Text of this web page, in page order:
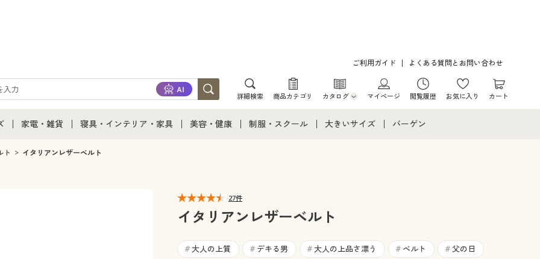
ご利用ガイド よくある質問とお問い合わせ
詳細検索 商品カテゴリ カタログ
カタログ・チラシからのご注文
マイページ 閲覧履歴 お気に入り カート
通販すべて
家電・雑貨
家電・雑貨すべて
寝具・インテリア・家具
寝具・インテリア・家具通販すべて
カーテン・ラグ・ファブリック
美容・健康 制服・スクール
ジュニア・ティーンズ下着
大きいサイズ
大きいサイズ レディース下着
大きいサイズ メンズ
バーゲン
ト イタリアンレザーベルト
27件
イタリアンレザーベルト
# 大人の上質 # デキる男 # 大人の上品さ漂う # ベルト # 父の日